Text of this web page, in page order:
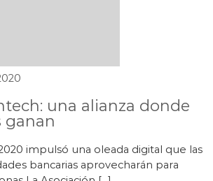
una alianza donde
ganan
impulsó una oleada digital que las
bancarias aprovecharán para